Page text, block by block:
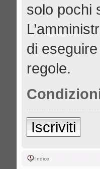
solo pochi
di
regole.
Iscriviti
Indice